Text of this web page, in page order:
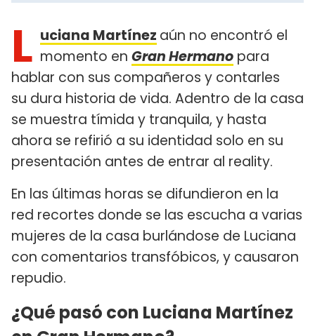
L uciana Martínez aún no encontró el
momento en Gran Hermano para
hablar con sus compañeros y contarles
su dura historia de vida. Adentro de la casa
se muestra tímida y tranquila, y hasta
ahora se refirió a su identidad solo en su
presentación antes de entrar al reality.
En las últimas horas se difundieron en la
red recortes donde se las escucha a varias
mujeres de la casa burlándose de Luciana
con comentarios transfóbicos, y causaron
repudio.
¿Qué pasó con Luciana Martínez